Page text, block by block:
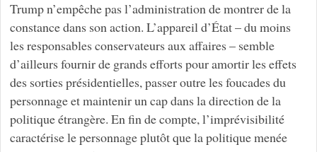
Trump n’empêche pas l’administration de montrer de la
constance dans son action. L’appareil d’État – du moins
les responsables conservateurs aux affaires – semble
d’ailleurs fournir de grands efforts pour amortir les effets
des sorties présidentielles, passer outre les foucades du
personnage et maintenir un cap dans la direction de la
politique étrangère. En fin de compte, l’imprévisibilité
caractérise le personnage plutôt que la politique menée